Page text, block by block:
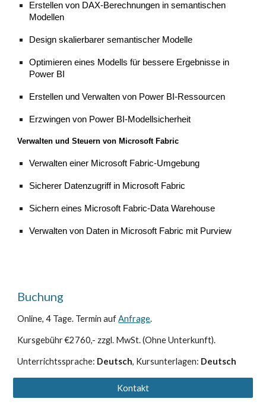
Erstellen von DAX-Berechnungen in semantischen
Modellen
Design skalierbarer semantischer Modelle
Optimieren eines Modells für bessere Ergebnisse in
Power BI
Erstellen und Verwalten von Power BI-Ressourcen
Erzwingen von Power BI-Modellsicherheit
Verwalten und Steuern von Microsoft Fabric
Verwalten einer Microsoft Fabric-Umgebung
Sicherer Datenzugriff in Microsoft Fabric
Sichern eines Microsoft Fabric-Data Warehouse
Verwalten von Daten in Microsoft Fabric mit Purview
Buchung
Online, 4 Tage. Termin aufAnfrage.
Kursgebühr €2760,- zzgl. MwSt. (Ohne Unterkunft).
Unterrichtssprache: Deutsch, Kursunterlagen: Deutsch
Kontakt